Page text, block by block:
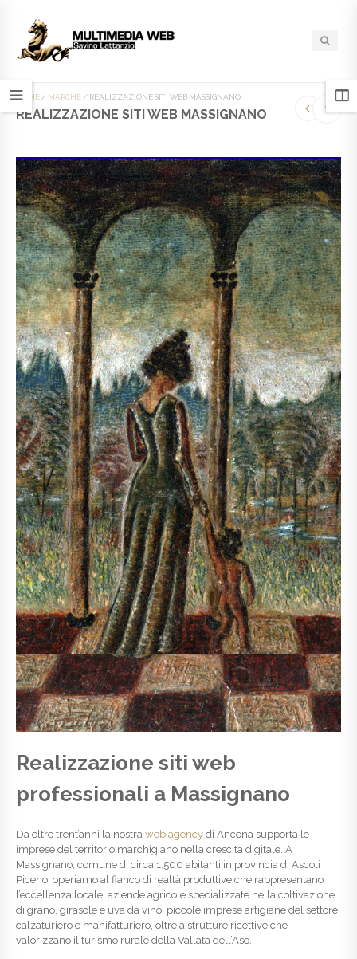
HOME / MARCHE / REALIZZAZIONE SITI WEB MASSIGNANO
REALIZZAZIONE SITI WEB MASSIGNANO
Realizzazione siti web
professionali a Massignano
Da oltre trent’anni la nostra web agency di Ancona supporta le
imprese del territorio marchigiano nella crescita digitale. A
Massignano, comune di circa 1.500 abitanti in provincia di Ascoli
Piceno, operiamo al fianco di realtà produttive che rappresentano
l’eccellenza locale: aziende agricole specializzate nella coltivazione
di grano, girasole e uva da vino, piccole imprese artigiane del settore
calzaturiero e manifatturiero, oltre a strutture ricettive che
valorizzano il turismo rurale della Vallata dell’Aso.